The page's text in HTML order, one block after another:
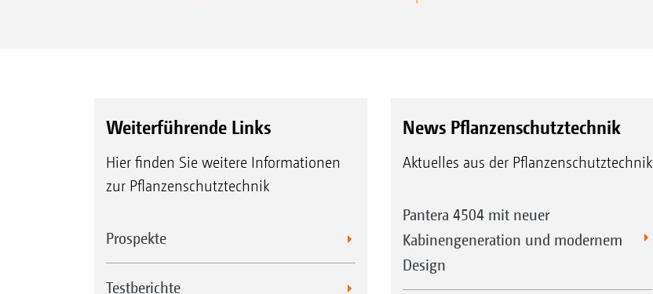
Weiterführende Links
Hier finden Sie weitere Informationen
zur Pflanzenschutztechnik
Prospekte
Testberichte
News Pflanzenschutztechnik
Aktuelles aus der Pflanzenschutztechnik
Pantera 4504 mit neuer
Kabinengeneration und modernem
Design